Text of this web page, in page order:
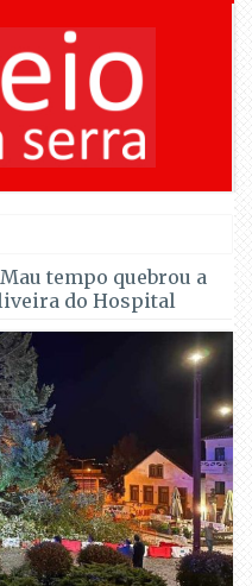
regressa às Fest
Mau tempo quebrou a
do Hospital